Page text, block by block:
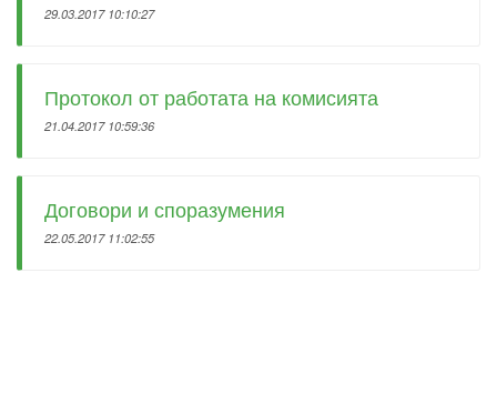
29.03.2017 10:10:27
Протокол от работата на комисията
21.04.2017 10:59:36
Договори и споразумения
22.05.2017 11:02:55